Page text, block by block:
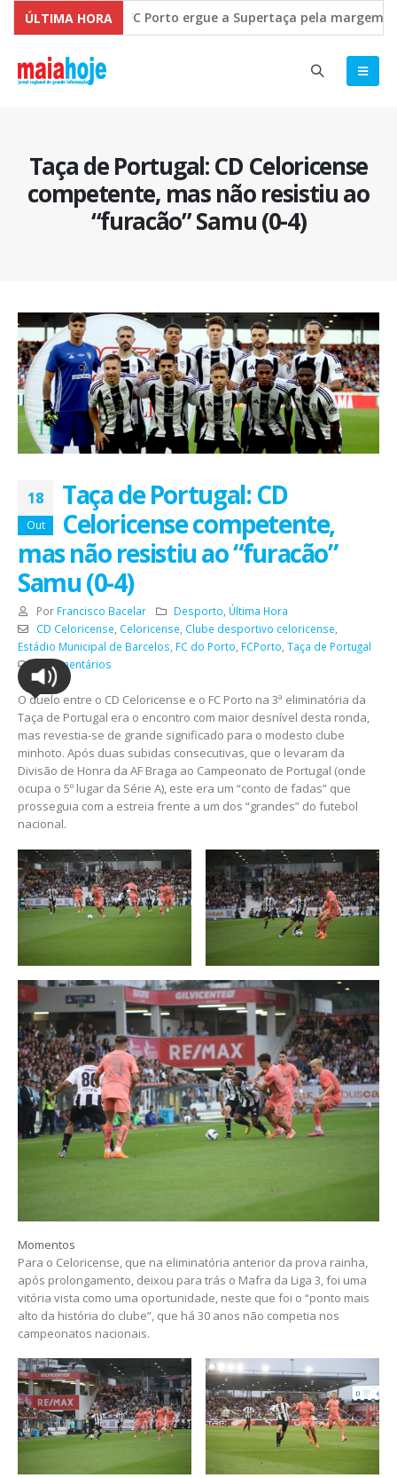
ÚLTIMA HORAFC Porto ergue a Supertaça pela margem mínima
Comissão Europeia quer ouvir as PME’s sobre a
Taça de Portugal: CD Celoricense
competente, mas não resistiu ao
“furacão” Samu (0-4)
18
Out
Taça de Portugal: CD
Celoricense competente,
mas não resistiu ao “furacão”
Samu (0-4)
Por Francisco Bacelar Desporto, Última Hora
CD Celoricense, Celoricense, Clube desportivo celoricense,
Estádio Municipal de Barcelos, FC do Porto, FCPorto, Taça de Portugal
0 Comentários
O duelo entre o CD Celoricense e o FC Porto na 3ª eliminatória da
Taça de Portugal era o encontro com maior desnível desta ronda,
mas revestia-se de grande significado para o modesto clube
minhoto. Após duas subidas consecutivas, que o levaram da
Divisão de Honra da AF Braga ao Campeonato de Portugal (onde
ocupa o 5º lugar da Série A), este era um “conto de fadas” que
prosseguia com a estreia frente a um dos “grandes” do futebol
nacional.
Momentos
Para o Celoricense, que na eliminatória anterior da prova rainha,
após prolongamento, deixou para trás o Mafra da Liga 3, foi uma
vitória vista como uma oportunidade, neste que foi o “ponto mais
alto da história do clube”, que há 30 anos não competia nos
campeonatos nacionais.